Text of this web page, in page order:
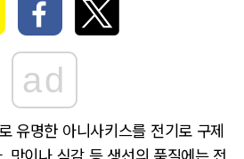
ad
유명한 아니사키스를 전기로 구제